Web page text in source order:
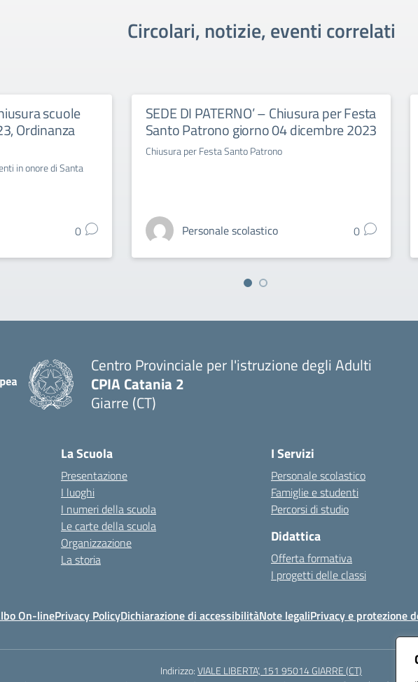
Circolari, notizie, eventi correlati
scuole
Ordinanza
in onore di Santa
0
SEDE DI PATERNO’ – Chiusura per Festa
Santo Patrono giorno 04 dicembre 2023
Chiusura per Festa Santo Patrono
Personale scolastico 0
Centro Provinciale per l'istruzione degli Adulti
CPIA Catania 2
Giarre (CT)
La Scuola
Presentazione
I luoghi
I numeri della scuola
Le carte della scuola
Organizzazione
La storia
I Servizi
Personale scolastico
Famiglie e studenti
Percorsi di studio
Didattica
Offerta formativa
I progetti delle classi
On-linePrivacy PolicyDichiarazione di accessibilitàNote legaliPrivacy e protezione
Indirizzo:VIALE LIBERTA’, 151 95014 GIARRE (CT)